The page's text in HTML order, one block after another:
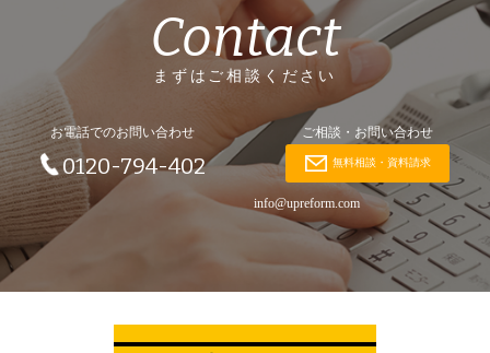
Contact
まずはご相談ください
お電話でのお問い合わせ
0120-794-402
ご相談・お問い合わせ
無料相談・資料請求
info@upreform.com